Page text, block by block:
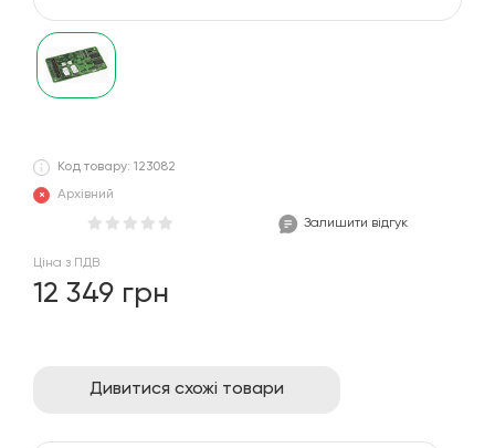
Код товару: 123082
Архівний
Залишити відгук
Ціна з ПДВ
12 349 грн
Дивитися схожі товари